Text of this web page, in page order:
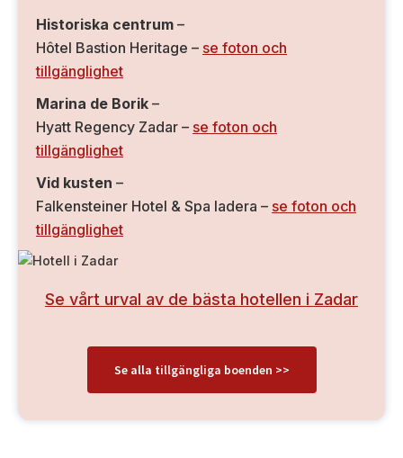
Historiska centrum –
Hôtel Bastion Heritage – se foton och
tillgänglighet
Marina de Borik –
Hyatt Regency Zadar – se foton och
tillgänglighet
Vid kusten –
Falkensteiner Hotel & Spa Iadera – se foton och
tillgänglighet
Se vårt urval av de bästa hotellen i Zadar
Se alla tillgängliga boenden >>